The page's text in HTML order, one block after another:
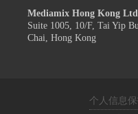
Mediamix Hong Kong
Suite 1005, 10/F, Tai Yip
Chai, Hong Kong
个人信息